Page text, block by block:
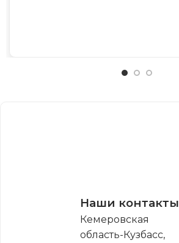
Наши контакты
Кемеровская
область-Кузбасс,